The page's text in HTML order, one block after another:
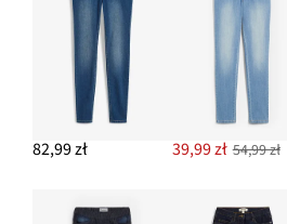
DODAJ DO KOSZYKA
Sweter z kontrastującymi paskami
54,99 zł
82,99 zł 39,99 zł 54,99 zł